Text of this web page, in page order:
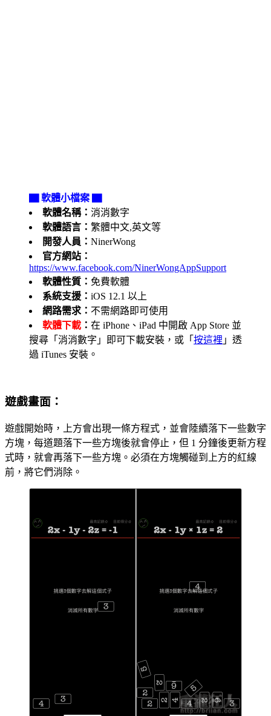
▇ 軟體小檔案 ▇
軟體名稱： 消消數字
軟體語言： 繁體中文,英文等
開發人員： NinerWong
官方網站：
https://www.facebook.com/NinerWongAppSupport
軟體性質： 免費軟體
系統支援： iOS 12.1 以上
網路需求： 不需網路即可使用
軟體下載 ： 在 iPhone、iPad 中開啟 App Store 並
搜尋「消消數字」即可下載安裝，或「 按這裡 」透
過 iTunes 安裝。
遊戲畫面：
遊戲開始時，上方會出現一條方程式，並會陸續落下一些數字
方塊，每道題落下一些方塊後就會停止，但 1 分鐘後更新方程
式時，就會再落下一些方塊。必須在方塊觸碰到上方的紅線
前，將它們消除。